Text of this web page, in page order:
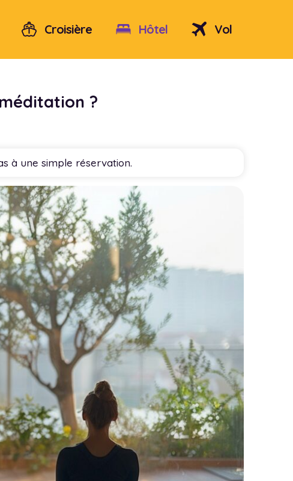
Croisière Hôtel Vol
?
à une simple réservation.